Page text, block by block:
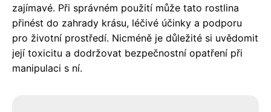
zajímavé. Při správném použití může tato rostlina
přinést do zahrady krásu, léčivé účinky a podporu
pro životní prostředí. Nicméně je důležité si uvědomit
její toxicitu a dodržovat bezpečnostní opatření při
manipulaci s ní.